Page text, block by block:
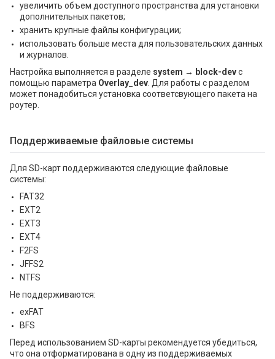
увеличить объем доступного пространства для установки
дополнительных пакетов;
хранить крупные файлы конфигурации;
использовать больше места для пользовательских данных
и журналов.
Настройка выполняется в разделе system → block-devс
помощью параметра Overlay_dev . Для работы с разделом
может понадобиться установка соответсвующего пакета на
роутер.
Поддерживаемые файловые системы
Для SD-карт поддерживаются следующие файловые
системы:
FAT32
EXT2
EXT3
EXT4
F2FS
JFFS2
NTFS
Не поддерживаются:
exFAT
BFS
Перед использованием SD-карты рекомендуется убедиться,
что она отформатирована в одну из поддерживаемых